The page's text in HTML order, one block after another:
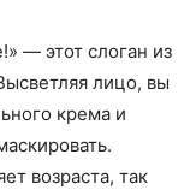
— этот слоган из
лицо, вы
крема и
возраста, так